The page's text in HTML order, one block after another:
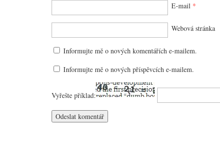
E-mail *
Webová stránka
Informujte mě o nových komentářích e-mailem.
Informujte mě o nových příspěvcích e-mailem.
Vyřešte příklad: